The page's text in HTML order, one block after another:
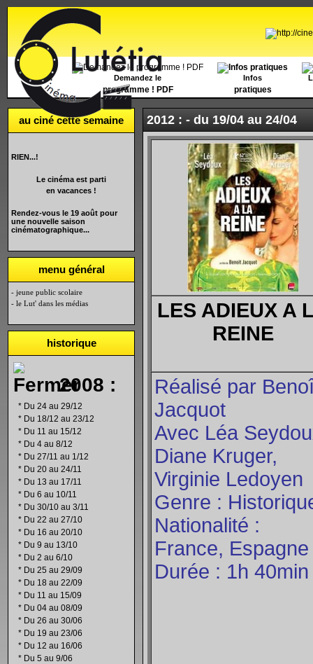
Accueil Demandez le
programme ! PDF
Infos
pratiques
au ciné cette semaine
RIEN...!
Le cinéma est parti
en vacances !
Rendez-vous le 19 août pour
une nouvelle saison
cinématographique...
menu général
- jeune public scolaire
- le Lut' dans les médias
historique
2008 :
* Du 24 au 29/12
* Du 18/12 au 23/12
* Du 11 au 15/12
* Du 4 au 8/12
* Du 27/11 au 1/12
* Du 20 au 24/11
* Du 13 au 17/11
* Du 6 au 10/11
* Du 30/10 au 3/11
* Du 22 au 27/10
* Du 16 au 20/10
* Du 9 au 13/10
* Du 2 au 6/10
* Du 25 au 29/09
* Du 18 au 22/09
* Du 11 au 15/09
* Du 04 au 08/09
* Du 26 au 30/06
* Du 19 au 23/06
* Du 12 au 16/06
* Du 5 au 9/06
2012 : - du 19/04 au 24/04
LES ADIEUX A
REINE
Réalisé par
Jacquot
Avec Léa
Diane Kruger,
Virginie Ledoyen
Genre :
Nationalité :
France, Espagne
Durée : 1h 40min